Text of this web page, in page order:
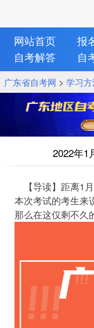
网站首页 报
自考解答
自
广东省自考网 > 学习
2022年1
【导读】距离1
本次考试的考生来
那么在这仅剩不久